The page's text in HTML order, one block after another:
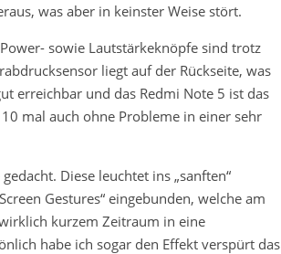
was aber in keinster Weise stört.
sowie Lautstärkeknöpfe sind trotz
liegt auf der Rückseite, was
erreichbar und das Redmi Note 5 ist das
mal auch ohne Probleme in einer sehr
Diese leuchtet ins „sanften“
Gestures“ eingebunden, welche am
kurzem Zeitraum in eine
habe ich sogar den Effekt verspürt das